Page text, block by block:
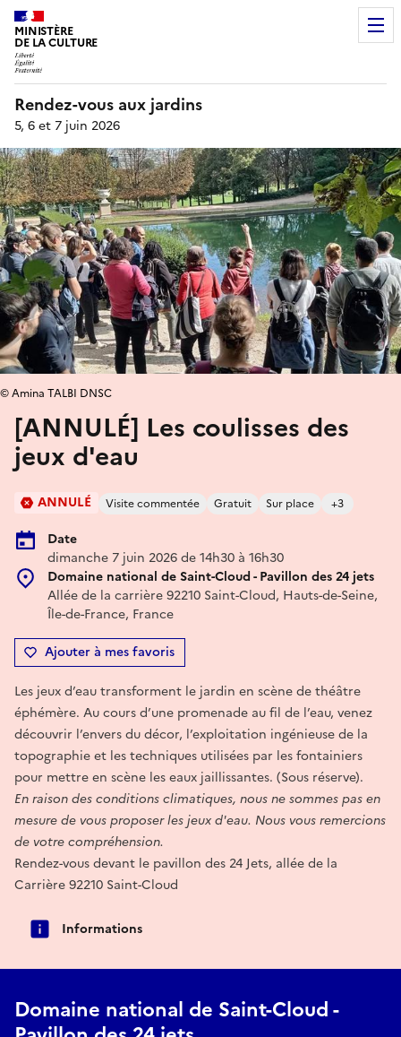
MINISTÈRE
DE LA CULTURE
Rendez-vous aux jardins
5, 6 et 7 juin 2026
[ANNULÉ] Les coulisses des
jeux d'eau
ANNULÉ Visite commentée Gratuit Sur place +3
Date
dimanche 7 juin 2026 de 14h30 à 16h30
Domaine national de Saint-Cloud - Pavillon des 24 jets
Allée de la carrière 92210 Saint-Cloud, Hauts-de-Seine,
Île-de-France, France
Ajouter à mes favoris
© Amina TALBI DNSC
Les jeux d’eau transforment le jardin en scène de théâtre
éphémère. Au cours d’une promenade au fil de l’eau, venez
découvrir l’envers du décor, l’exploitation ingénieuse de la
topographie et les techniques utilisées par les fontainiers
pour mettre en scène les eaux jaillissantes. (Sous réserve).
En raison des conditions climatiques, nous ne sommes pas en
mesure de vous proposer les jeux d'eau. Nous vous remercions
de votre compréhension.
Rendez-vous devant le pavillon des 24 Jets, allée de la
Carrière 92210 Saint-Cloud
Informations
Domaine national de Saint-Cloud -